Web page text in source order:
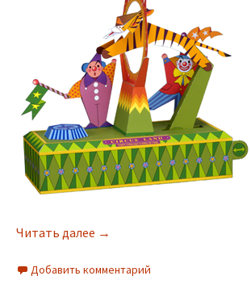
Читать далее →
Добавить комментарий